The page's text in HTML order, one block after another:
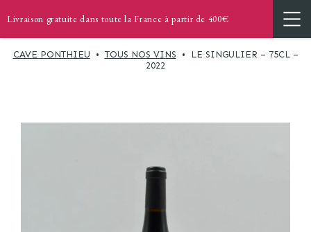
Livraison gratuite dans toute la France à partir de 400€
CAVE PONTHIEU • TOUS NOS VINS • LE SINGULIER – 75CL –
2022